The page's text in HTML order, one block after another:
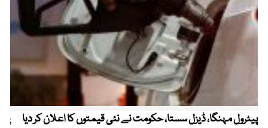
پیٹرول مہنگا، ڈیزل سستا، حکومت نے نئی قیمتوں کا اعلان کر دیا